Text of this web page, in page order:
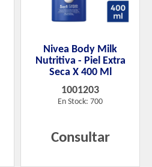
Nivea Body Milk
Nutritiva - Piel Extra
Seca X 400 Ml
1001203
En Stock: 700
Consultar